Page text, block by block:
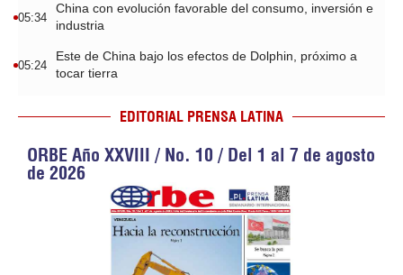
05:34
China con evolución favorable del consumo, inversión e
industria
05:24
Este de China bajo los efectos de Dolphin, próximo a
tocar tierra
EDITORIAL PRENSA LATINA
ORBE Año XXVIII / No. 10 / Del 1 al 7 de agosto
de 2026